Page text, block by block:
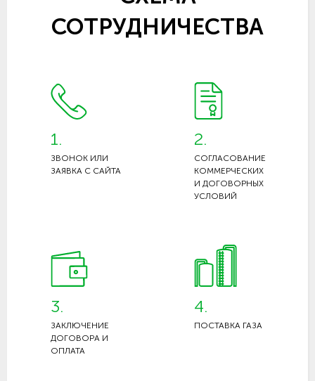
СОТРУДНИЧЕСТВА
1.
ЗВОНОК ИЛИ
ЗАЯВКА С САЙТА
2.
СОГЛАСОВАНИЕ
КОММЕРЧЕСКИХ
И ДОГОВОРНЫХ
УСЛОВИЙ
3.
ЗАКЛЮЧЕНИЕ
ДОГОВОРА И
ОПЛАТА
4.
ПОСТАВКА ГАЗА